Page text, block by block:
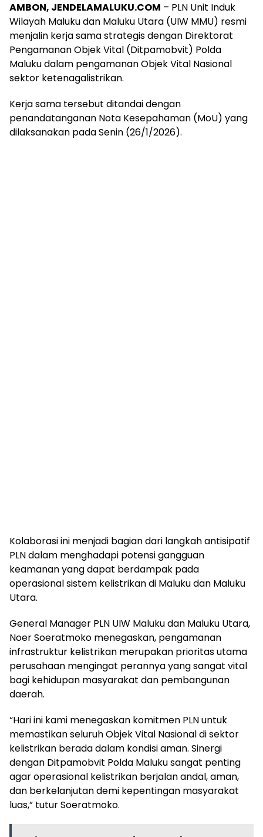
AMBON, JENDELAMALUKU.COM – PLN Unit Induk
Wilayah Maluku dan Maluku Utara (UIW MMU) resmi
menjalin kerja sama strategis dengan Direktorat
Pengamanan Objek Vital (Ditpamobvit) Polda
Maluku dalam pengamanan Objek Vital Nasional
sektor ketenagalistrikan.
Kerja sama tersebut ditandai dengan
penandatanganan Nota Kesepahaman (MoU) yang
dilaksanakan pada Senin (26/1/2026).
Kolaborasi ini menjadi bagian dari langkah antisipatif
PLN dalam menghadapi potensi gangguan
keamanan yang dapat berdampak pada
operasional sistem kelistrikan di Maluku dan Maluku
Utara.
General Manager PLN UIW Maluku dan Maluku Utara,
Noer Soeratmoko menegaskan, pengamanan
infrastruktur kelistrikan merupakan prioritas utama
perusahaan mengingat perannya yang sangat vital
bagi kehidupan masyarakat dan pembangunan
daerah.
“Hari ini kami menegaskan komitmen PLN untuk
memastikan seluruh Objek Vital Nasional di sektor
kelistrikan berada dalam kondisi aman. Sinergi
dengan Ditpamobvit Polda Maluku sangat penting
agar operasional kelistrikan berjalan andal, aman,
dan berkelanjutan demi kepentingan masyarakat
luas,” tutur Soeratmoko.